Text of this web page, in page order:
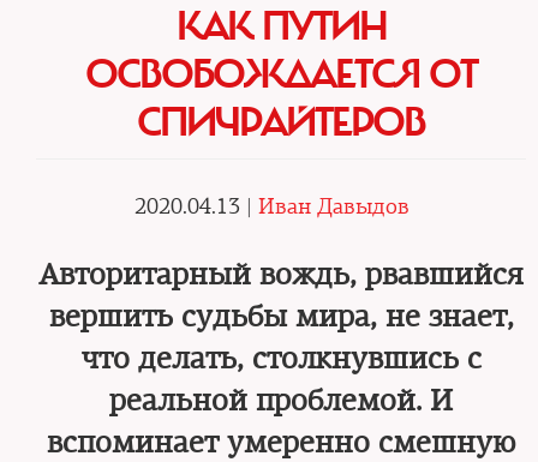
КАК ПУТИН
ОСВОБОЖДАЕТСЯ ОТ
СПИЧРАЙТЕРОВ
2020.04.13 | Иван Давыдов
Авторитарный вождь, рвавшийся
вершить судьбы мира, не знает,
что делать, столкнувшись с
реальной проблемой. И
вспоминает умеренно смешную